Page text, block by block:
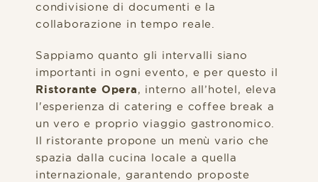
condivisione di documenti e la
collaborazione in tempo reale.
Sappiamo quanto gli intervalli siano
importanti in ogni evento, e per questo il
Ristorante Opera, interno all’hotel, eleva
l'esperienza di catering e coffee break a
un vero e proprio viaggio gastronomico.
Il ristorante propone un menù vario che
spazia dalla cucina locale a quella
internazionale, garantendo proposte